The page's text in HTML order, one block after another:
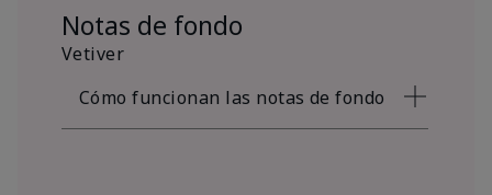
Notas de fondo
Vetiver
Cómo funcionan las notas de fondo